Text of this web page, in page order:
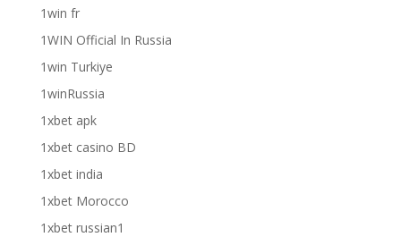
1win fr
1WIN Official In Russia
1win Turkiye
1winRussia
1xbet apk
1xbet casino BD
1xbet india
1xbet Morocco
1xbet russian1